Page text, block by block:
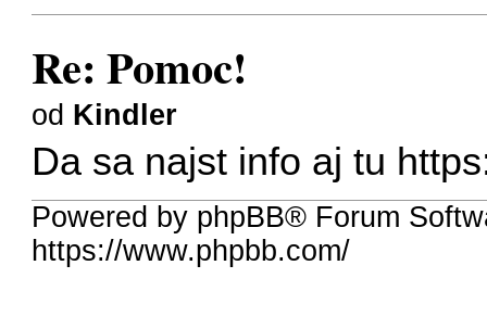
Re: Pomoc!
od Kindler
Da sa najst info aj tu
Powered by phpBB® Forum
https://www.phpbb.com/